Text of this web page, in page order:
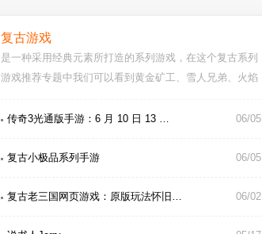
复古游戏
是一种采用经典元素所打造的系列游戏，在这个复古系列
游戏推荐专题中我们可以看到黄金矿工、雪人兄弟、火焰
传奇3光通版手游：6 月 10 日 13 …
06/05
复古小极品系列手游 06/05
复古老三国网页游戏：原版玩法怀旧… 06/02